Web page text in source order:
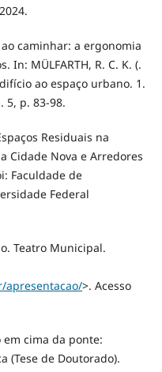
ao caminhar: a ergonomia
In: MÜLFARTH, R. C. K. (.
ao espaço urbano. 1.
5, p. 83-98.
Residuais na
Cidade Nova e Arredores
Faculdade de
Federal
Teatro Municipal.
>. Acesso
em cima da ponte:
(Tese de Doutorado).